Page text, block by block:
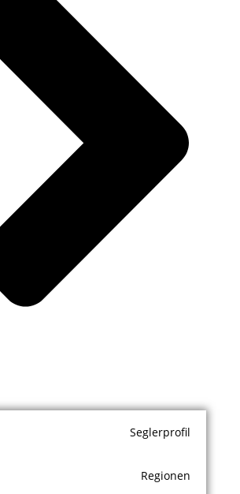
Seglerprofil
Regionen